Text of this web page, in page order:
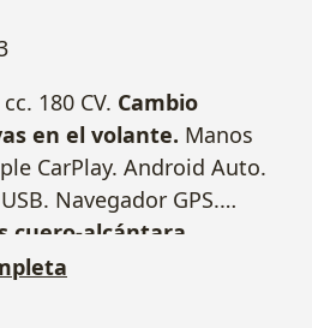
180 CV. Cambio
en el volante. Manos
CarPlay. Android Auto.
Navegador GPS.
cuero-alcántara
con luz diurna.